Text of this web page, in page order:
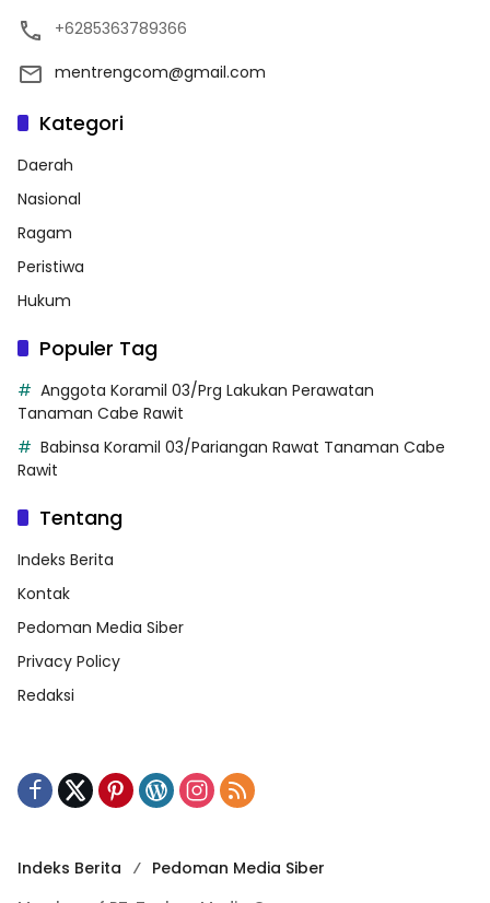
+6285363789366
mentrengcom@gmail.com
Kategori
Daerah
Nasional
Ragam
Peristiwa
Hukum
Populer Tag
Anggota Koramil 03/Prg Lakukan Perawatan
Tanaman Cabe Rawit
Babinsa Koramil 03/Pariangan Rawat Tanaman Cabe
Rawit
Tentang
Indeks Berita
Kontak
Pedoman Media Siber
Privacy Policy
Redaksi
Indeks Berita
Pedoman Media Siber